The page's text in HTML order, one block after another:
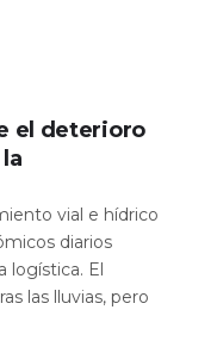
el deterioro
vial e hídrico
diarios
logística. El
las lluvias, pero